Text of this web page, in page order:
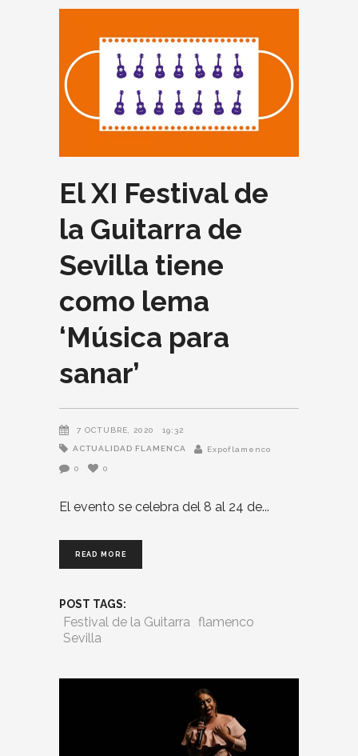
El XI Festival de
la Guitarra de
Sevilla tiene
como lema
‘Música para
sanar’
7 OCTUBRE, 2020 19:32
ACTUALIDAD FLAMENCA Expoflamenco
0 0
El evento se celebra del 8 al 24 de
READ MORE
POST TAGS:
Festival de la Guitarra flamenco
Sevilla